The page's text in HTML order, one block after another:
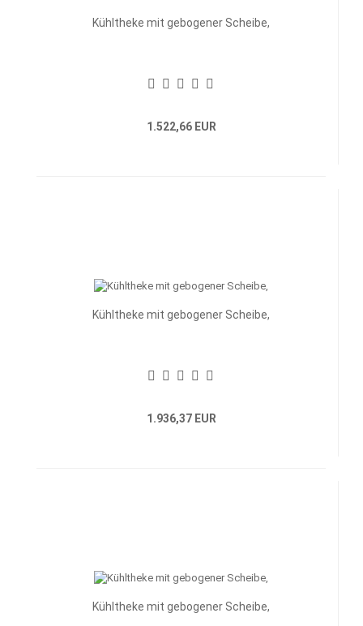
Kühltheke mit gebogener Scheibe,
1.522,66 EUR
Kühltheke mit gebogener Scheibe,
1.936,37 EUR
Kühltheke mit gebogener Scheibe,